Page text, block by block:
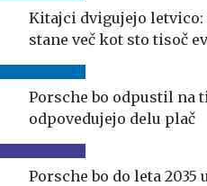
Kitajci dvigujejo
stane več kot sto tisoč
Porsche bo odpustil na
odpovedujejo delu plač
Porsche bo do leta